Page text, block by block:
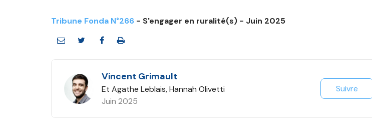
Tribune Fonda N°266 - S'engager en ruralité(s) - Juin 2025
Vincent Grimault
Et Agathe Leblais, Hannah Olivetti
Juin 2025
Suivre